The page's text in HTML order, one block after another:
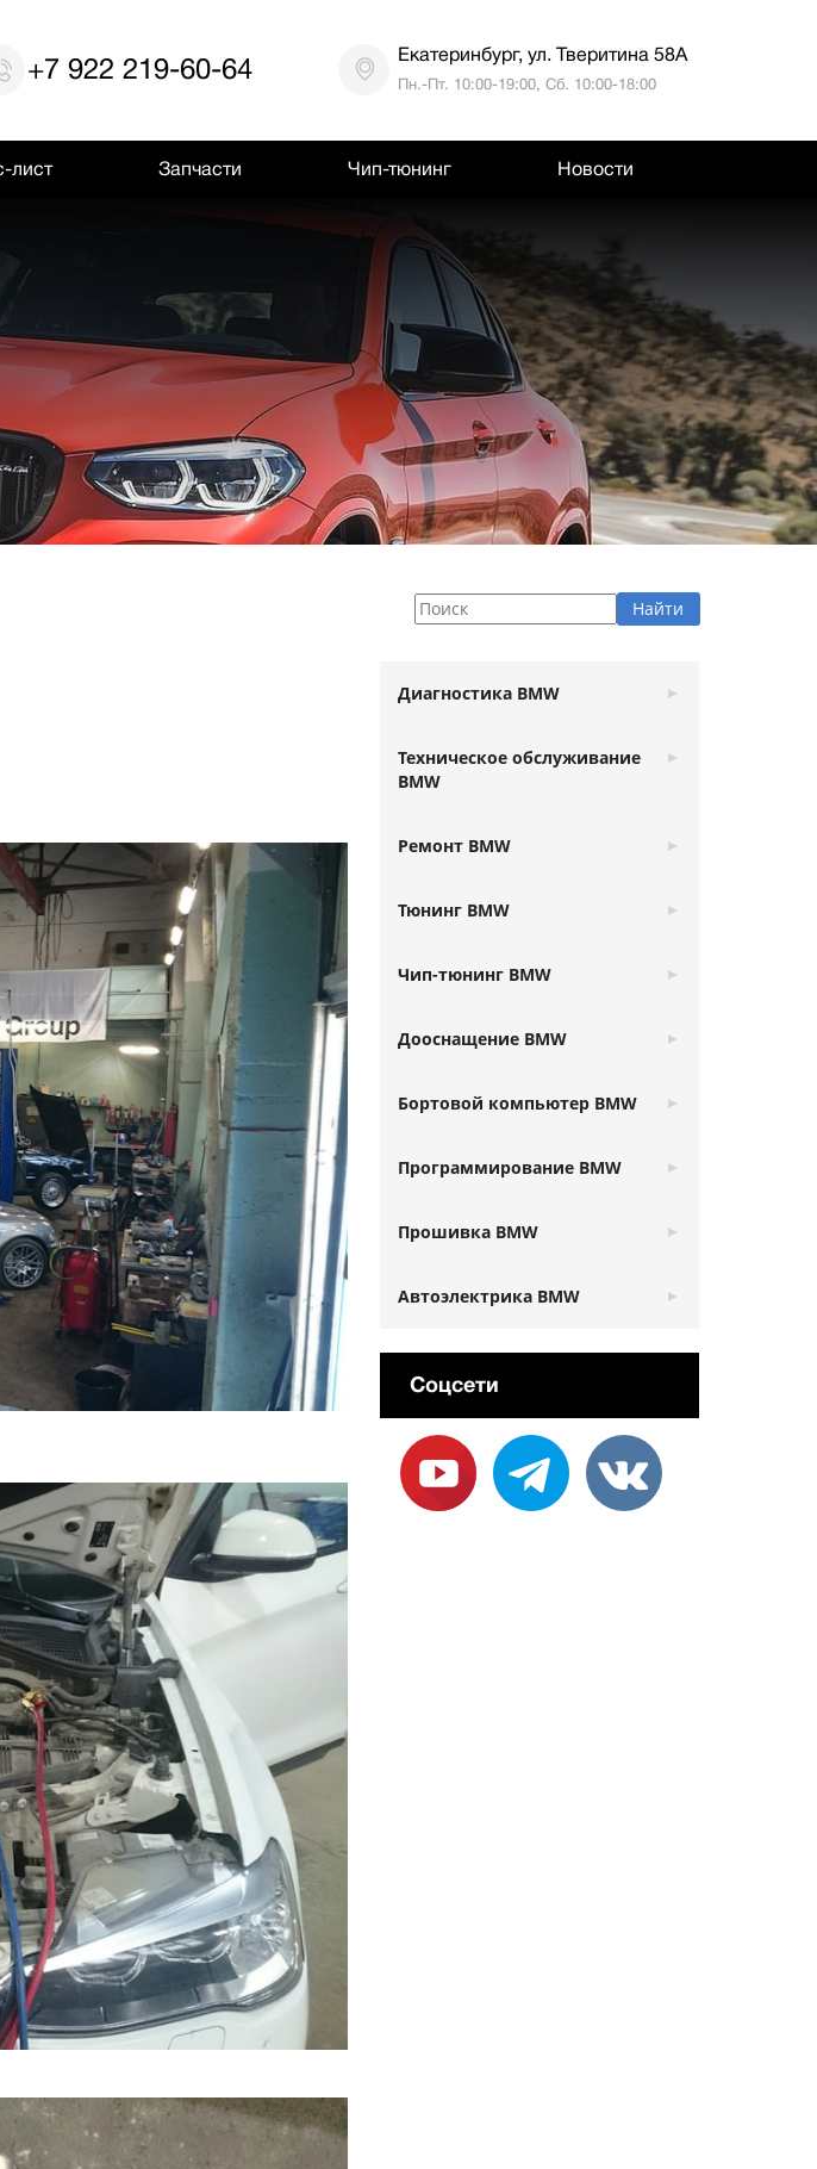
+7 922 219-60-64 Екатеринбург, ул. Тверитина 58А
Пн.-Пт. 10:00-19:00, Сб. 10:00-18:00
лист Запчасти Чип-тюнинг Новости
Диагностика BMW
Техническое обслуживание
BMW
Ремонт BMW
Тюнинг BMW
Чип-тюнинг BMW
Дооснащение BMW
Бортовой компьютер BMW
Программирование BMW
Прошивка BMW
Автоэлектрика BMW
Соцсети